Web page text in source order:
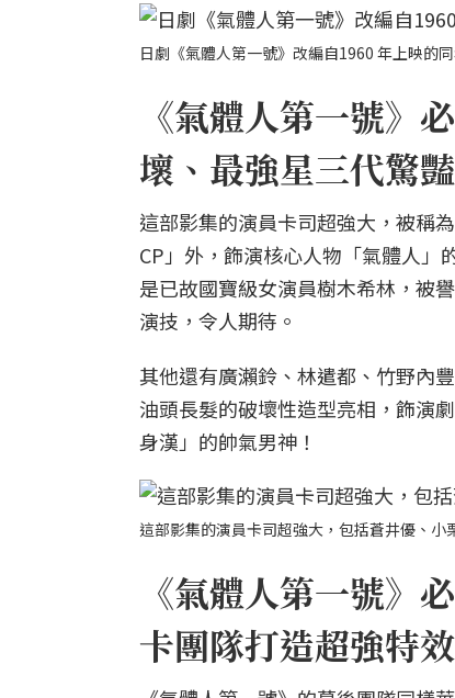
日劇《氣體人第一號》改編自1960 年上映的
《氣體人第一號》
壞、最強星三代驚
這部影集的演員卡司超強大，被稱
CP」外，飾演核心人物「氣體人」
是已故國寶級女演員樹木希林，被
演技，令人期待。
其他還有廣瀨鈴、林遣都、竹野內
油頭長髮的破壞性造型亮相，飾演
身漢」的帥氣男神！
這部影集的演員卡司超強大，包括蒼井優、
《氣體人第一號》
卡團隊打造超強特效